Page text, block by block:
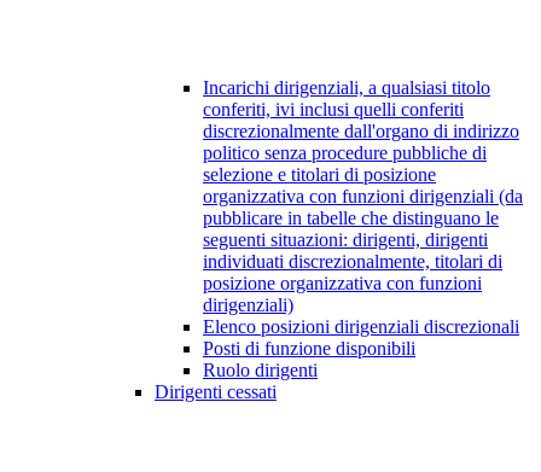
Incarichi dirigenziali, a qualsiasi titolo
conferiti, ivi inclusi quelli conferiti
discrezionalmente dall'organo di indirizzo
politico senza procedure pubbliche di
selezione e titolari di posizione
organizzativa con funzioni dirigenziali (da
pubblicare in tabelle che distinguano le
seguenti situazioni: dirigenti, dirigenti
individuati discrezionalmente, titolari di
posizione organizzativa con funzioni
dirigenziali)
Elenco posizioni dirigenziali discrezionali
Posti di funzione disponibili
Ruolo dirigenti
Dirigenti cessati